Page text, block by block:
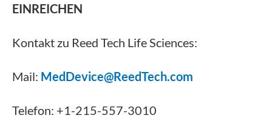
EINREICHEN
Kontakt zu Reed Tech Life Sciences:
Mail: MedDevice@ReedTech.com
Telefon: +1-215-557-3010